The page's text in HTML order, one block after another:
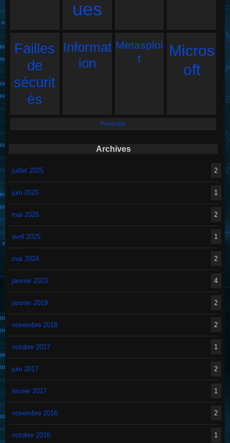
ues
Failles
de
sécurit
és
Informat
ion
Metasploi
t
Micros
oft
Protection
Archives
juillet 2025 2
juin 2025 1
mai 2025 2
avril 2025 1
mai 2024 2
janvier 2023 4
janvier 2019 2
novembre 2018 2
octobre 2017 1
juin 2017 2
février 2017 1
novembre 2016 2
octobre 2016 1